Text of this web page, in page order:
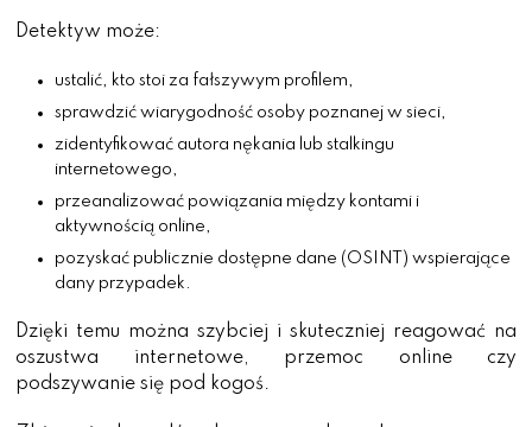
Detektyw może:
ustalić, kto stoi za fałszywym profilem,
sprawdzić wiarygodność osoby poznanej w sieci,
zidentyfikować autora nękania lub stalkingu
internetowego,
przeanalizować powiązania między kontami i
aktywnością online,
pozyskać publicznie dostępne dane (OSINT) wspierające
dany przypadek.
Dzięki temu można szybciej i skuteczniej reagować na
oszustwa internetowe, przemoc online czy
podszywanie się pod kogoś.